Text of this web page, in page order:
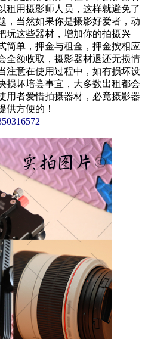
租用摄影师人员，这样就避免了
，当然如果你是摄影好爱者，动
玩这些器材，增加你的拍摄兴
简单，押金与租金，押金按相应
全额收取，摄影器材退还无损情
注意在使用过程中，如有损坏设
损坏培尝事宜，大多数出租都会
用者爱惜拍摄器材，必竟摄影器
供方便的！